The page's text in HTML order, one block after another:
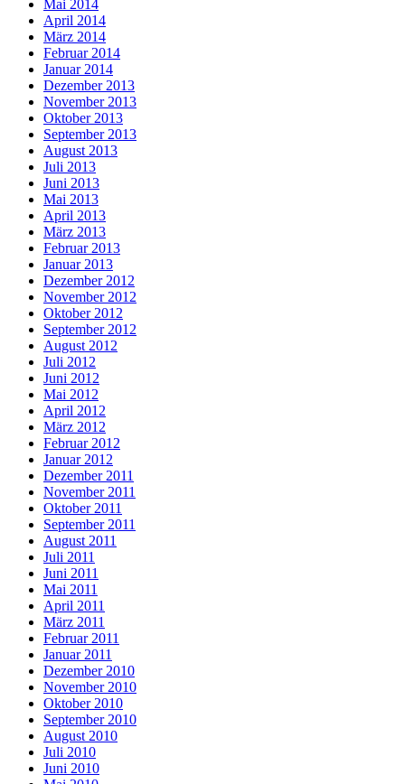
Mai 2014
April 2014
März 2014
Februar 2014
Januar 2014
Dezember 2013
November 2013
Oktober 2013
September 2013
August 2013
Juli 2013
Juni 2013
Mai 2013
April 2013
März 2013
Februar 2013
Januar 2013
Dezember 2012
November 2012
Oktober 2012
September 2012
August 2012
Juli 2012
Juni 2012
Mai 2012
April 2012
März 2012
Februar 2012
Januar 2012
Dezember 2011
November 2011
Oktober 2011
September 2011
August 2011
Juli 2011
Juni 2011
Mai 2011
April 2011
März 2011
Februar 2011
Januar 2011
Dezember 2010
November 2010
Oktober 2010
September 2010
August 2010
Juli 2010
Juni 2010